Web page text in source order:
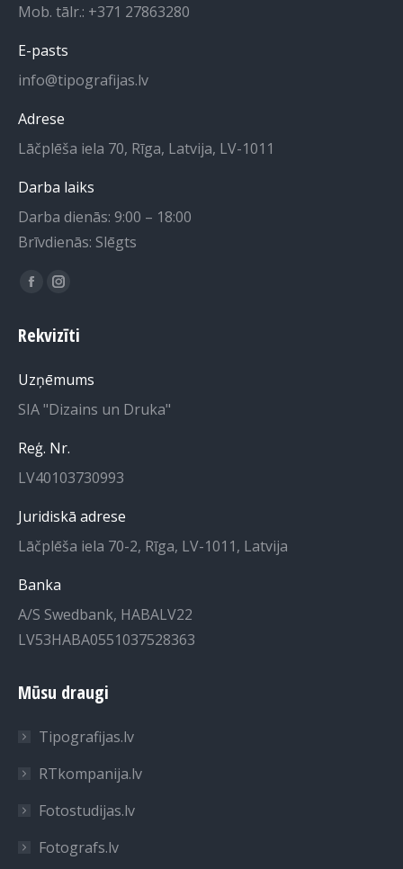
Mob. tālr.: +371 27863280
E-pasts
info@tipografijas.lv
Adrese
Lāčplēša iela 70, Rīga, Latvija, LV-1011
Darba laiks
Darba dienās: 9:00 – 18:00
Brīvdienās: Slēgts
Find us on:
Facebook
opens
new
window
Instagram
opens
new
window
Rekvizīti
Uzņēmums
SIA "Dizains un Druka"
Reģ. Nr.
LV40103730993
Juridiskā adrese
Lāčplēša iela 70-2, Rīga, LV-1011, Latvija
Banka
A/S Swedbank, HABALV22
LV53HABA0551037528363
Mūsu draugi
Tipografijas.lv
RTkompanija.lv
Fotostudijas.lv
Fotografs.lv